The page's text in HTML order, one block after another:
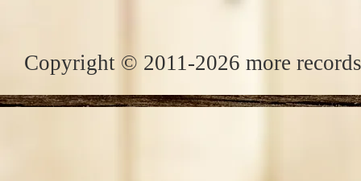
Copyright © 2011-2026 more